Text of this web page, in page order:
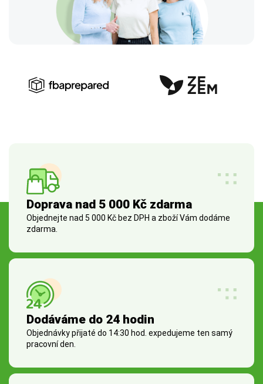
Doprava nad 5 000 Kč zdarma
Objednejte nad 5 000 Kč bez DPH a zboží Vám dodáme
zdarma.
Dodáváme do 24 hodin
Objednávky přijaté do 14:30 hod. expedujeme ten samý
pracovní den.